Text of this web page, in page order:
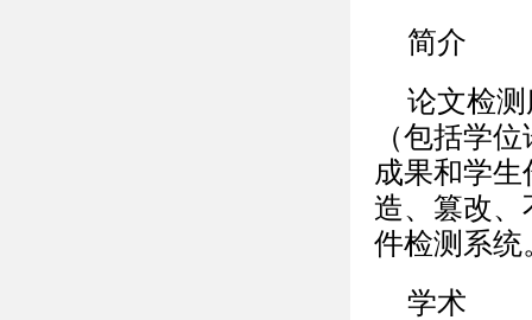
简介
论文检
（包括学
成果和学
造、篡改、
件检测系统
学术